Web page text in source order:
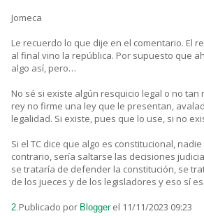
Jomeca
Le recuerdo lo que dije en el comentario. El
al final vino la república. Por supuesto que
algo así, pero…
No sé si existe algún resquicio legal o no tan
rey no firme una ley que le presentan,
legalidad. Si existe, pues que lo use, si no
Si el TC dice que algo es constitucional,
contrario, sería saltarse las decisiones
se trataría de defender la constitución, se
de los jueces y de los legisladores y eso sí
2.Publicado por Blogger el 11/11/2023 09:23